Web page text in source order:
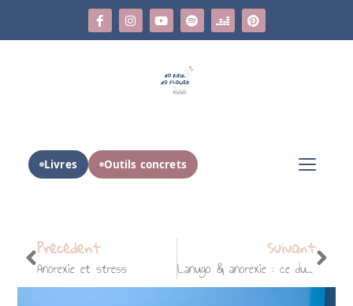
Livres Outils concrets
Précédent
Anorexie et stress
Suivant
Lanugo & anorexie : ce duvet protecteur